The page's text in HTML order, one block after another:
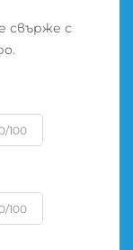
свърже с
100
100